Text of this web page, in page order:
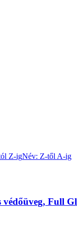
Z-igNév: Z-től A-ig
védőüveg, Full